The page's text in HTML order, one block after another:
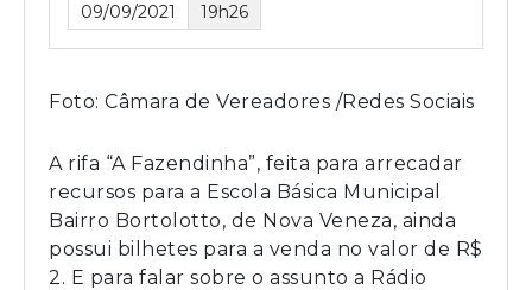
09/09/2021 19h26
Foto: Câmara de Vereadores /Redes Sociais
A rifa “A Fazendinha”, feita para arrecadar
recursos para a Escola Básica Municipal
Bairro Bortolotto, de Nova Veneza, ainda
possui bilhetes para a venda no valor de R$
2. E para falar sobre o assunto a Rádio